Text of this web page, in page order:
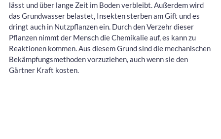
lässt und über lange Zeit im Boden verbleibt. Außerdem wird
das Grundwasser belastet, Insekten sterben am Gift und es
dringt auch in Nutzpflanzen ein. Durch den Verzehr dieser
Pflanzen nimmt der Mensch die Chemikalie auf, es kann zu
Reaktionen kommen. Aus diesem Grund sind die mechanischen
Bekämpfungsmethoden vorzuziehen, auch wenn sie den
Gärtner Kraft kosten.